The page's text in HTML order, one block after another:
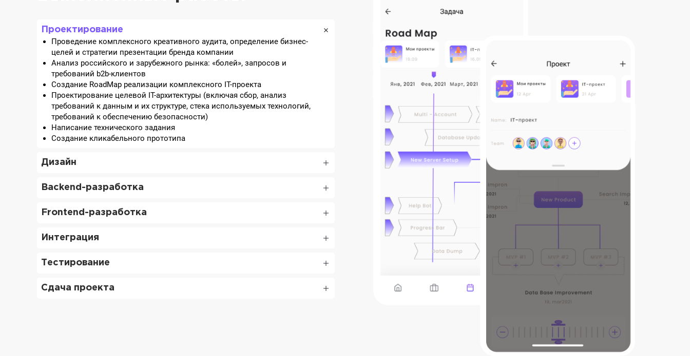
Проектирование
Проведение комплексного креативного аудита, определение бизнес-
целей и стратегии презентации бренда компании
Анализ российского и зарубежного рынка: «болей», запросов и
требований b2b-клиентов
Создание RoadMap реализации комплексного IT-проекта
Проектирование целевой IT-архитектуры (включая сбор, анализ
требований к данным и их структуре, стека используемых технологий,
требований к обеспечению безопасности)
Написание технического задания
Создание кликабельного прототипа
Дизайн
Backend-разработка
Frontend-разработка
Интеграция
Тестирование
Сдача проекта